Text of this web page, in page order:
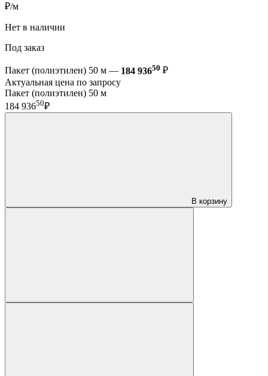
₽/м
Нет в наличии
Под заказ
Пакет (полиэтилен) 50 м — 184 93650 ₽
Актуальная цена по запросу
Пакет (полиэтилен) 50 м
184 93650₽
В корзину